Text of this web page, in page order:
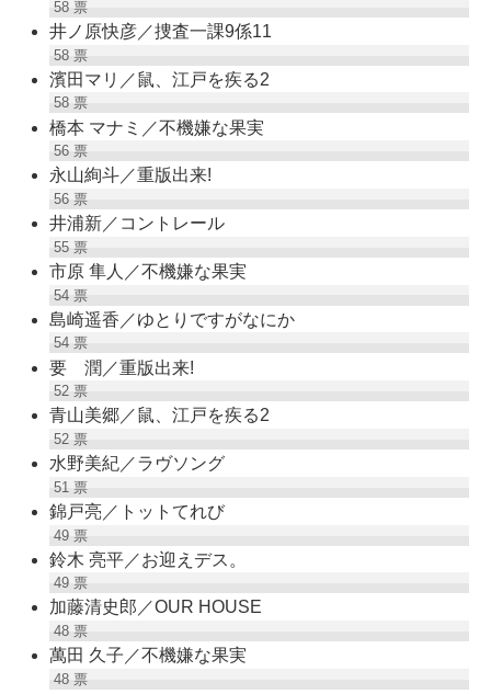
58票
井ノ原快彦／捜査一課9係11
58票
濱田マリ／鼠、江戸を疾る2
58票
橋本 マナミ／不機嫌な果実
56票
永山絢斗／重版出来!
56票
井浦新／コントレール
55票
市原 隼人／不機嫌な果実
54票
島崎遥香／ゆとりですがなにか
54票
要 潤／重版出来!
52票
青山美郷／鼠、江戸を疾る2
52票
水野美紀／ラヴソング
51票
錦戸亮／トットてれび
49票
鈴木 亮平／お迎えデス。
49票
加藤清史郎／OUR HOUSE
48票
萬田 久子／不機嫌な果実
48票